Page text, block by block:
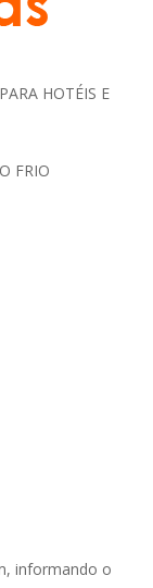
HOTÉIS E
FRIO
, informando o